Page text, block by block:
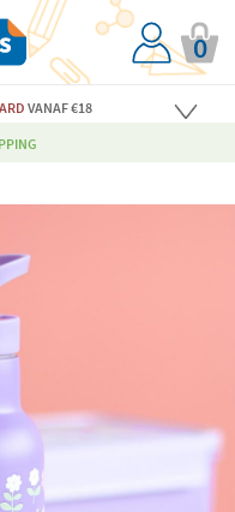
0
VANAF €18